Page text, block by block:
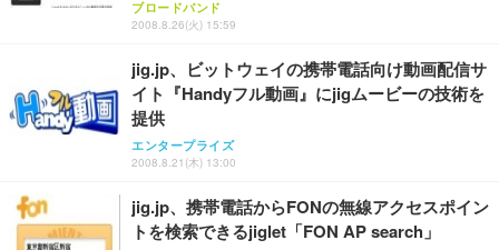
ブロードバンド
2008.8.26(火) 15:59
jig.jp、ビットウェイの携帯電話向け動画配信サ
イト『Handyフル動画』にjigムービーの技術を
提供
エンタープライズ
2008.8.21(木) 13:00
jig.jp、携帯電話からFONの無線アクセスポイン
トを検索できるjiglet「FON AP search」